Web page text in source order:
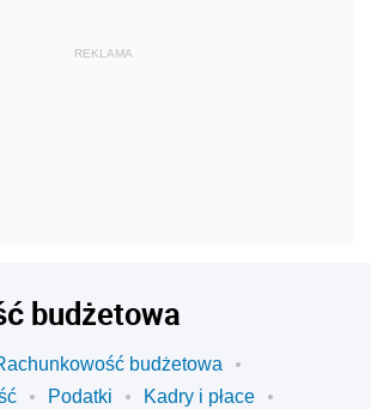
budżetowa
budżetowa
Podatki
Kadry i płace